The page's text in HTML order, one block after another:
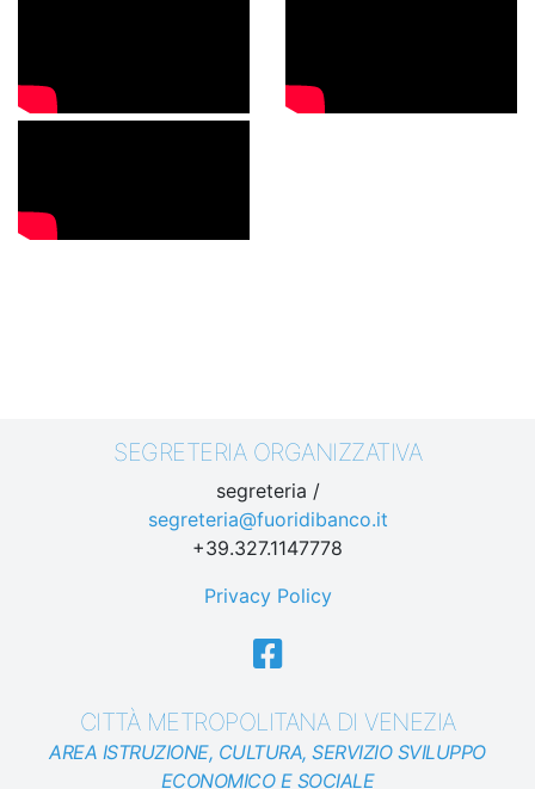
SEGRETERIA ORGANIZZATIVA
segreteria /
segreteria@fuoridibanco.it
+39.327.1147778
Privacy Policy
CITTÀ METROPOLITANA DI VENEZIA
AREA ISTRUZIONE, CULTURA, SERVIZIO SVILUPPO
ECONOMICO E SOCIALE